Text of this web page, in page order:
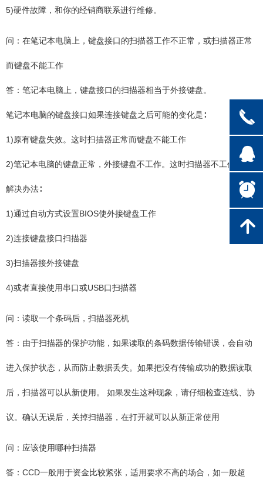
5)硬件故障，和你的经销商联系进行维修。
问：在笔记本电脑上，键盘接口的扫描器工作不正常，或扫描器正常
而键盘不能工作
答：笔记本电脑上，键盘接口的扫描器相当于外接键盘。
笔记本电脑的键盘接口如果连接键盘之后可能的变化是∶
1)原有键盘失效。这时扫描器正常而键盘不能工作
2)笔记本电脑的键盘正常，外接键盘不工作。这时扫描器不工作
解决办法∶
1)通过自动方式设置BIOS使外接键盘工作
2)连接键盘接口扫描器
3)扫描器接外接键盘
4)或者直接使用串口或USB口扫描器
问：读取一个条码后，扫描器死机
答：由于扫描器的保护功能，如果读取的条码数据传输错误，会自动
进入保护状态，从而防止数据丢失。如果把没有传输成功的数据读取
后，扫描器可以从新使用。 如果发生这种现象，请仔细检查连线、协
议。确认无误后，关掉扫描器，在打开就可以从新正常使用
问：应该使用哪种扫描器
答：CCD一般用于资金比较紧张，适用要求不高的场合，如一般超
끅
뀩
뀥
녕